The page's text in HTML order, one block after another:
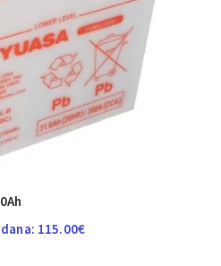
115.00€